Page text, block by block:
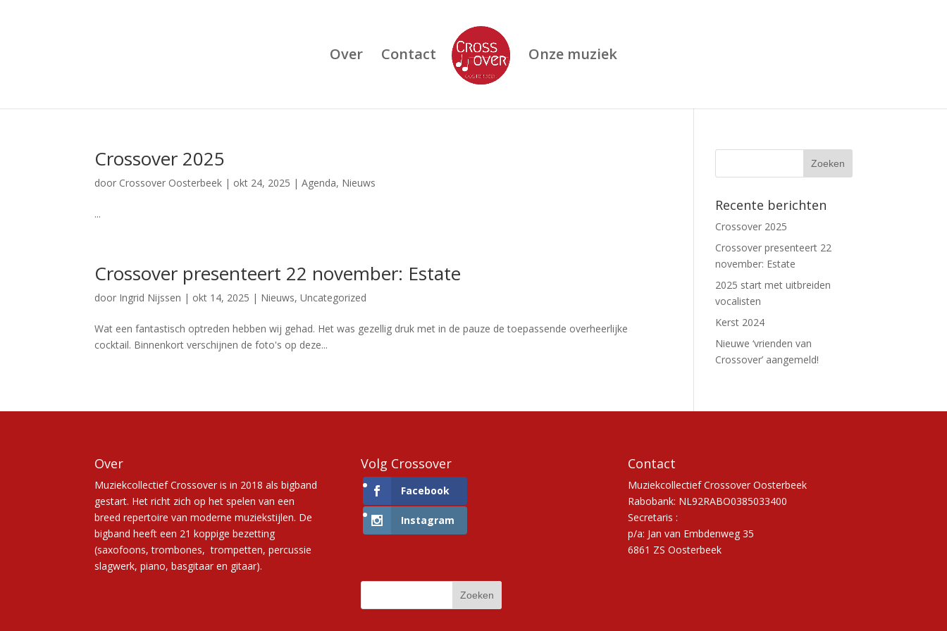
Over Contact Onze muziek
Crossover 2025
door Crossover Oosterbeek | okt 24, 2025 |Agenda, Nieuws
...
Crossover presenteert 22 november: Estate
door Ingrid Nijssen | okt 14, 2025 | Nieuws,Uncategorized
Wat een fantastisch optreden hebben wij gehad. Het was gezellig druk met in de pauze de toepassende overheerlijke
cocktail. Binnenkort verschijnen de foto's op deze...
Recente berichten
Crossover 2025
Crossover presenteert 22
november: Estate
2025 start met uitbreiden
vocalisten
Kerst 2024
Nieuwe ‘vrienden van
Crossover’ aangemeld!
Over
Muziekcollectief Crossover is in 2018 als bigband
gestart. Het richt zich op het spelen van een
breed repertoire van moderne muziekstijlen. De
bigband heeft een 21 koppige bezetting
(saxofoons, trombones, trompetten, percussie
slagwerk, piano, basgitaar en gitaar).
Volg Crossover
Facebook
Instagram
Contact
Muziekcollectief Crossover Oosterbeek
Rabobank: NL92RABO0385033400
Secretaris :
p/a: Jan van Embdenweg 35
6861 ZS Oosterbeek